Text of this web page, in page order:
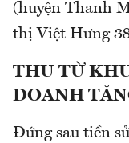
(huyện Thanh
thị Việt Hưng
THU TỪ
DOANH
Đứng sau tiền